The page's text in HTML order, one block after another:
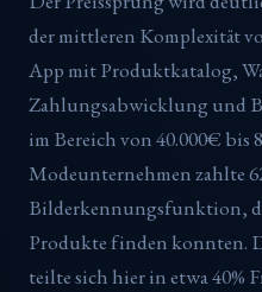
der mittleren Komplexität
App mit Produktkatalog,
Zahlungsabwicklung und
im Bereich von 40.000€ bis
Modeunternehmen zahlte
Bilderkennungsfunktion,
Produkte finden konnten.
teilte sich hier in etwa 40%